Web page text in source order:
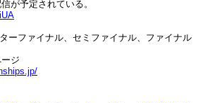
が予定されている。
ーファイナル、セミファイナル、ファイナル
ジ